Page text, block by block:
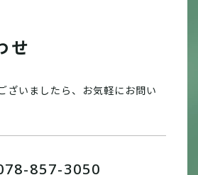
せ
ざいましたら、お気軽にお問い
857-3050